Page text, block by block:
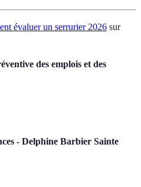
évaluer un serrurier 2026 sur
des emplois et des
- Delphine Barbier Sainte